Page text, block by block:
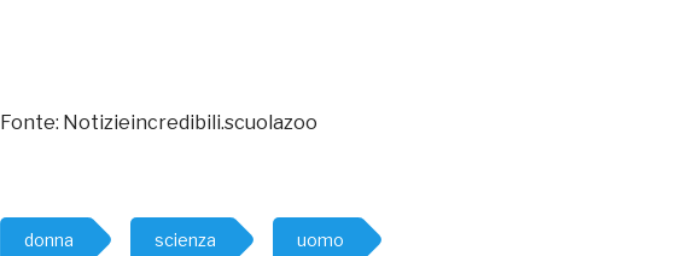
Fonte: Notizieincredibili.scuolazoo
donna scienza uomo